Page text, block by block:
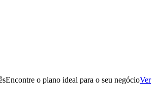
Encontre o plano ideal para o seu negócioVer